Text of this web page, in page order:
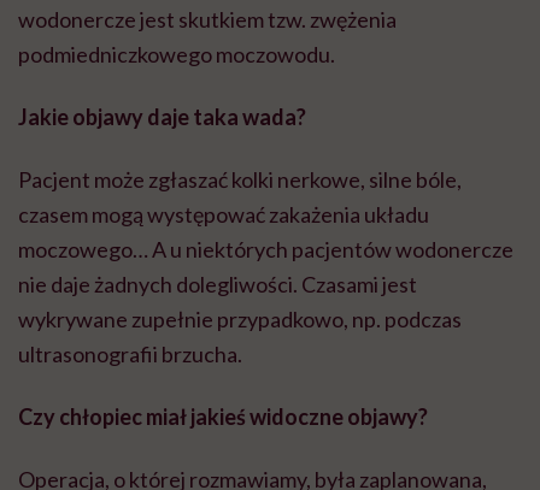
wodonercze jest skutkiem tzw. zwężenia
podmiedniczkowego moczowodu.
Jakie objawy daje taka wada?
Pacjent może zgłaszać kolki nerkowe, silne bóle,
czasem mogą występować zakażenia układu
moczowego… A u niektórych pacjentów wodonercze
nie daje żadnych dolegliwości. Czasami jest
wykrywane zupełnie przypadkowo, np. podczas
ultrasonografii brzucha.
Czy chłopiec miał jakieś widoczne objawy?
Operacja, o której rozmawiamy, była zaplanowana,